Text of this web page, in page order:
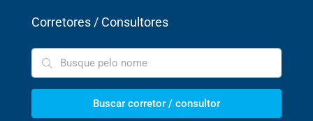
Corretores / Consultores
Buscar corretor / consultor